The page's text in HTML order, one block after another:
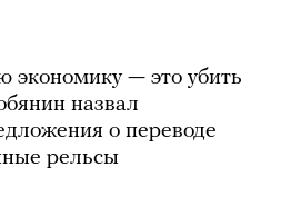
экономику — это убить
назвал
о переводе
рельсы